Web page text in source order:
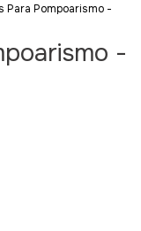
Para Pompoarismo -
-